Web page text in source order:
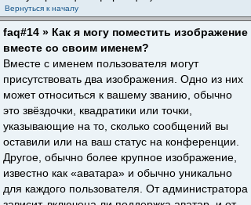
Вернуться к началу
faq#14 » Как я могу поместить изображение
вместе со своим именем?
Вместе с именем пользователя могут
присутствовать два изображения. Одно из них
может относиться к вашему званию, обычно
это звёздочки, квадратики или точки,
указывающие на то, сколько сообщений вы
оставили или на ваш статус на конференции.
Другое, обычно более крупное изображение,
известно как «аватара» и обычно уникально
для каждого пользователя. От администратора